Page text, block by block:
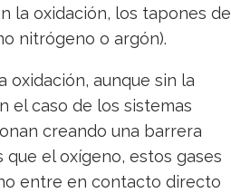
la oxidación, los tapones de
nitrógeno o argón).
oxidación, aunque sin la
el caso de los sistemas
creando una barrera
el oxígeno, estos gases
entre en contacto directo